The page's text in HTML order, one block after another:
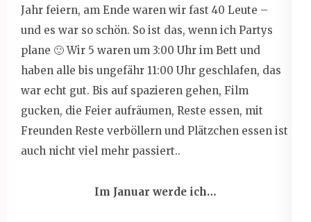
Jahr feiern, am Ende waren wir fast 40 Leute –
und es war so schön. So ist das, wenn ich Partys
plane 🙂 Wir 5 waren um 3:00 Uhr im Bett und
haben alle bis ungefähr 11:00 Uhr geschlafen, das
war echt gut. Bis auf spazieren gehen, Film
gucken, die Feier aufräumen, Reste essen, mit
Freunden Reste verböllern und Plätzchen essen ist
auch nicht viel mehr passiert..
Im Januar werde ich…